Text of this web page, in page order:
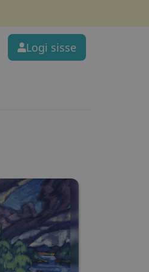
Logi sisse